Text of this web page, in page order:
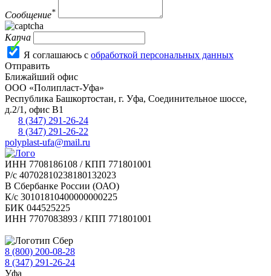
Сообщение*
Капча
Я соглашаюсь с обработкой персональных данных
Отправить
Ближайший офис
ООО «Полипласт-Уфа»
Республика Башкортостан, г. Уфа, Соединительное шоссе,
д.2/1, офис В1
8 (347) 291-26-24
8 (347) 291-26-22
polyplast-ufa@mail.ru
ИНН 7708186108 / КПП 771801001
Р/с 40702810238180132023
В Сбербанке России (ОАО)
К/с 30101810400000000225
БИК 044525225
ИНН 7707083893 / КПП 771801001
8 (800) 200-08-28
8 (347) 291-26-24
Уфа